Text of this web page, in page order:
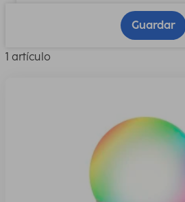
Guardar
1 artículo